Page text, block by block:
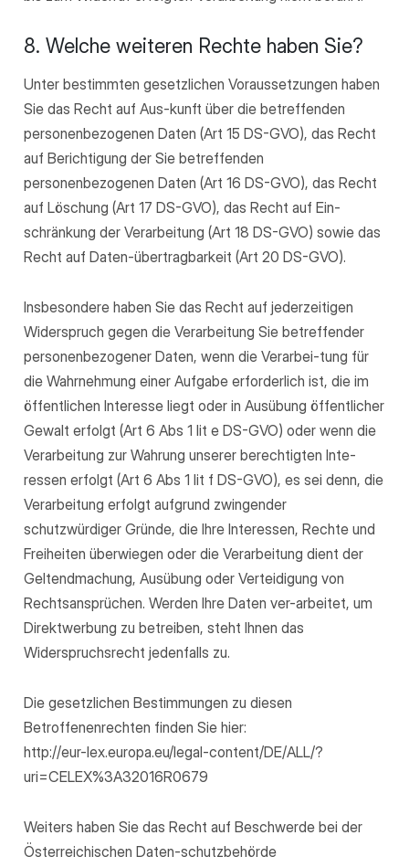
8. Welche weiteren Rechte haben Sie?
Unter bestimmten gesetzlichen Voraussetzungen haben
Sie das Recht auf Aus-kunft über die betreffenden
personenbezogenen Daten (Art 15 DS-GVO), das Recht
auf Berichtigung der Sie betreffenden
personenbezogenen Daten (Art 16 DS-GVO), das Recht
auf Löschung (Art 17 DS-GVO), das Recht auf Ein-
schränkung der Verarbeitung (Art 18 DS-GVO) sowie das
Recht auf Daten-übertragbarkeit (Art 20 DS-GVO).
Insbesondere haben Sie das Recht auf jederzeitigen
Widerspruch gegen die Verarbeitung Sie betreffender
personenbezogener Daten, wenn die Verarbei-tung für
die Wahrnehmung einer Aufgabe erforderlich ist, die im
öffentlichen Interesse liegt oder in Ausübung öffentlicher
Gewalt erfolgt (Art 6 Abs 1 lit e DS-GVO) oder wenn die
Verarbeitung zur Wahrung unserer berechtigten Inte-
ressen erfolgt (Art 6 Abs 1 lit f DS-GVO), es sei denn, die
Verarbeitung erfolgt aufgrund zwingender
schutzwürdiger Gründe, die Ihre Interessen, Rechte und
Freiheiten überwiegen oder die Verarbeitung dient der
Geltendmachung, Ausübung oder Verteidigung von
Rechtsansprüchen. Werden Ihre Daten ver-arbeitet, um
Direktwerbung zu betreiben, steht Ihnen das
Widerspruchsrecht jedenfalls zu.
Die gesetzlichen Bestimmungen zu diesen
Betroffenenrechten finden Sie hier:
http://eur-lex.europa.eu/legal-content/DE/ALL/?
uri=CELEX%3A32016R0679
Weiters haben Sie das Recht auf Beschwerde bei der
Österreichischen Daten-schutzbehörde